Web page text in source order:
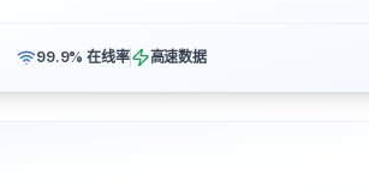
99.9% 在线率 高速数据